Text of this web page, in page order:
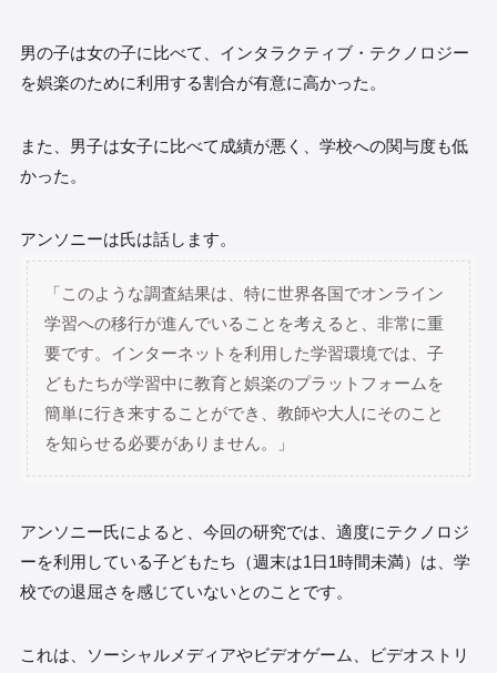
男の子は女の子に比べて、インタラクティブ・テクノロジー
を娯楽のために利用する割合が有意に高かった。
また、男子は女子に比べて成績が悪く、学校への関与度も低
かった。
アンソニーは氏は話します。
「このような調査結果は、特に世界各国でオンライン
学習への移行が進んでいることを考えると、非常に重
要です。インターネットを利用した学習環境では、子
どもたちが学習中に教育と娯楽のプラットフォームを
簡単に行き来することができ、教師や大人にそのこと
を知らせる必要がありません。」
アンソニー氏によると、今回の研究では、適度にテクノロジ
ーを利用している子どもたち（週末は1日1時間未満）は、学
校での退屈さを感じていないとのことです。
これは、ソーシャルメディアやビデオゲーム、ビデオストリ